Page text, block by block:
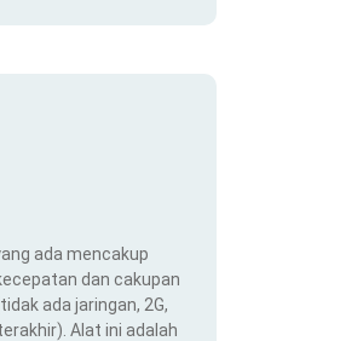
ada mencakup
dan cakupan
ada jaringan, 2G,
Alat ini adalah